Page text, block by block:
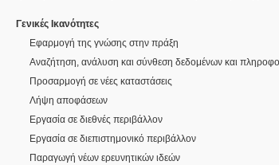
Γενικές Ικανότητες
Εφαρμογή της γνώσης στην πράξη
Αναζήτηση, ανάλυση και σύνθεση δεδομένων και
Προσαρμογή σε νέες καταστάσεις
Λήψη αποφάσεων
Εργασία σε διεθνές περιβάλλον
Εργασία σε διεπιστημονικό περιβάλλον
Παραγωγή νέων ερευνητικών ιδεών